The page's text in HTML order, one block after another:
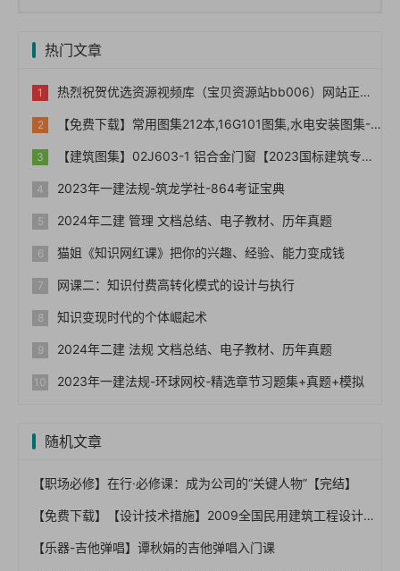
热门文章
热烈祝贺优选资源视频库（宝贝资源站bb006）网站正式上线！！
【免费下载】常用图集212本,16G101图集,水电安装图集-254本【01-0014】
【建筑图集】02J603-1 铝合金门窗【2023国标建筑专业图集大全】
2023年一建法规-筑龙学社-864考证宝典
2024年二建 管理 文档总结、电子教材、历年真题
猫姐《知识网红课》把你的兴趣、经验、能力变成钱
网课二：知识付费高转化模式的设计与执行
知识变现时代的个体崛起术
2024年二建 法规 文档总结、电子教材、历年真题
2023年一建法规-环球网校-精选章节习题集+真题+模拟
随机文章
【职场必修】在行·必修课：成为公司的“关键人物”【完结】
【免费下载】【设计技术措施】2009全国民用建筑工程设计技术措施-暖通空调 动力
【乐器-吉他弹唱】谭秋娟的吉他弹唱入门课